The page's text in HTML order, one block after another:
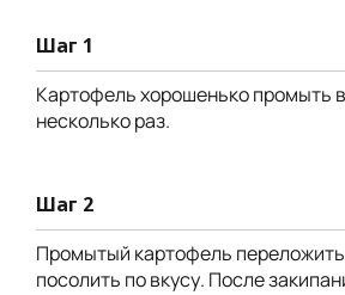
Шаг 1
Картофель хорошенько промыть
несколько раз.
Шаг 2
Промытый картофель
посолить по вкусу. После